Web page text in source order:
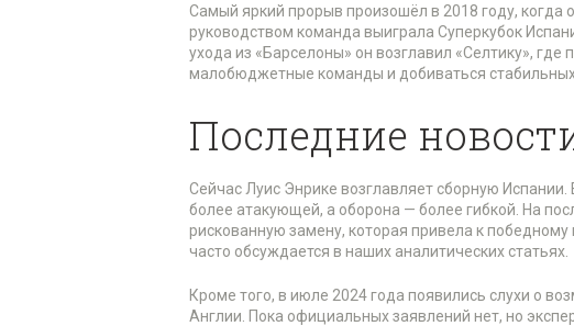
Самый яркий прорыв произошёл в 2018 году, когда
руководством команда выиграла Суперкубок
ухода из «Барселоны» он возглавил «Селтику», где
малобюджетные команды и добиваться стабильных
Последние
Сейчас Луис Энрике возглавляет сборную
более атакующей, а оборона — более гибкой. На
рискованную замену, которая привела к
часто обсуждается в наших аналитических статьях.
Кроме того, в июле 2024 года появились слухи о
Англии. Пока официальных заявлений нет, но